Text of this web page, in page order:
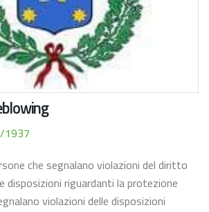
1937
che segnalano violazioni del diritto
disposizioni riguardanti la protezione
violazioni delle disposizioni